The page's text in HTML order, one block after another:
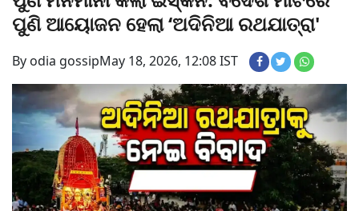
ପୁଣି ଆୟୋଜନ ହେଲା ‘ଅଦିନିଆ ରଥଯାତ୍ରା'
By odia gossipMay 18, 2026, 12:08 IST